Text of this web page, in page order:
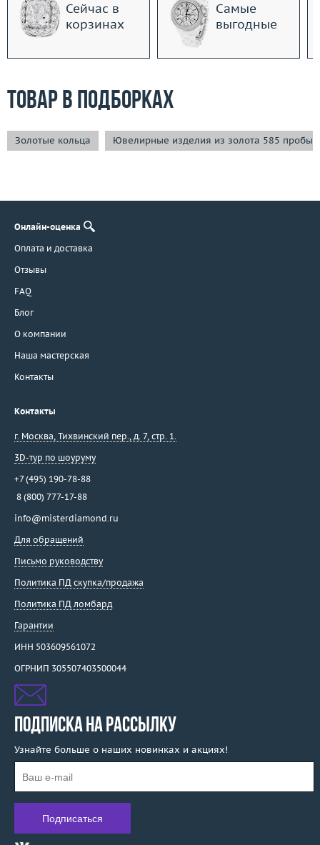
Сейчас в
корзинах
Самые
выгодные
Товар в подборках
Золотые кольца Ювелирные изделия из золота 585 пробы
Онлайн-оценка
Оплата и доставка
Отзывы
FAQ
Блог
О компании
Наша мастерская
Контакты
Контакты
г. Москва, Тихвинский пер., д. 7, стр. 1.
3D-тур по шоуруму
+7 (495) 190-78-88
8 (800) 777-17-88
info@misterdiamond.ru
Для обращений
Письмо руководству
Политика ПД скупка/продажа
Политика ПД ломбард
Гарантии
ИНН 503609561072
ОГРНИП 305507403500044
ПОДПИСКА НА РАССЫЛКУ
Узнайте больше о наших новинках и акциях!